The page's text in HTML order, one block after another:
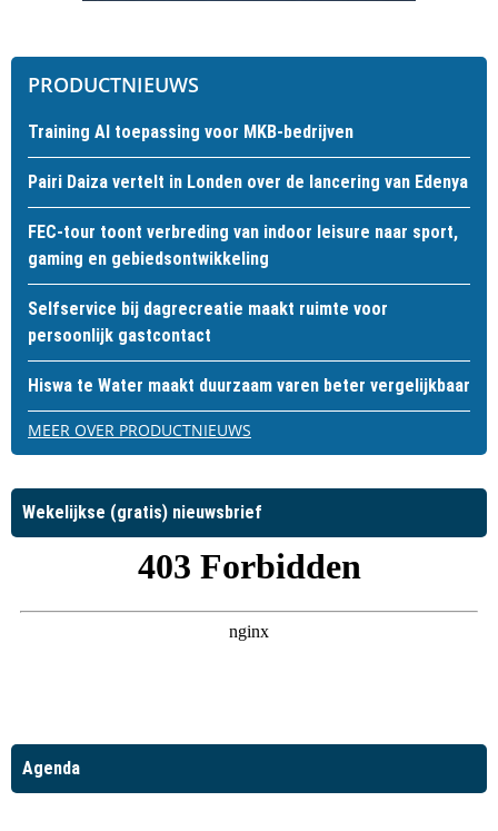
PRODUCTNIEUWS
Training AI toepassing voor MKB-bedrijven
Pairi Daiza vertelt in Londen over de lancering van Edenya
FEC-tour toont verbreding van indoor leisure naar sport,
gaming en gebiedsontwikkeling
Selfservice bij dagrecreatie maakt ruimte voor
persoonlijk gastcontact
Hiswa te Water maakt duurzaam varen beter vergelijkbaar
MEER OVER PRODUCTNIEUWS
Wekelijkse (gratis) nieuwsbrief
Agenda